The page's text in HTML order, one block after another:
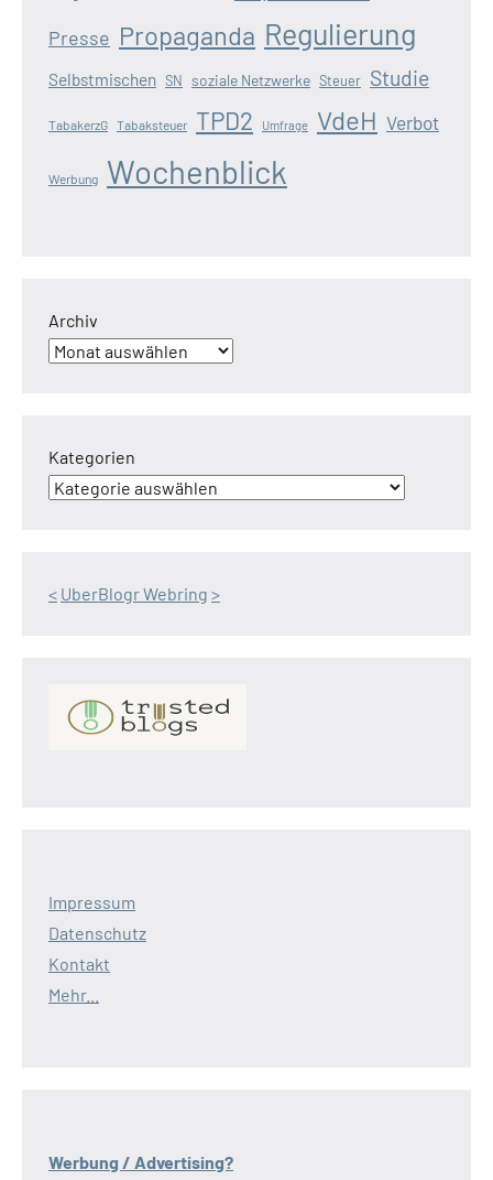
Presse Propaganda Regulierung
Selbstmischen SN soziale Netzwerke Steuer Studie
TabakerzG Tabaksteuer TPD2 Umfrage VdeH Verbot
Werbung Wochenblick
Archiv
Kategorien
< UberBlogr Webring >
Impressum
Datenschutz
Kontakt
Mehr...
Werbung / Advertising?